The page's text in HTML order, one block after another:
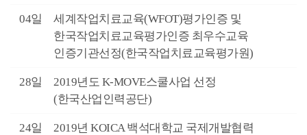
04일
세계작업치료교육(WFOT)평가인증 및
한국작업치료교육평가인증 최우수교육
인증기관선정(한국작업치료교육평가원)
28일
2019년도 K-MOVE스쿨사업 선정
(한국산업인력공단)
24일
2019년 KOICA 백석대학교 국제개발협력